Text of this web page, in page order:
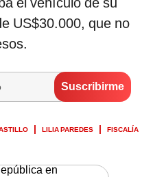
US$30.000, que no
LILIA PAREDES
FISCALÍA
en